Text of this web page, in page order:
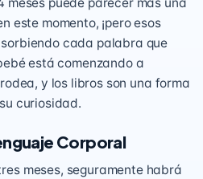
este momento, ¡pero esos
cada palabra que
está comenzando a
y los libros son una forma
curiosidad.
Corporal
meses, seguramente habrá